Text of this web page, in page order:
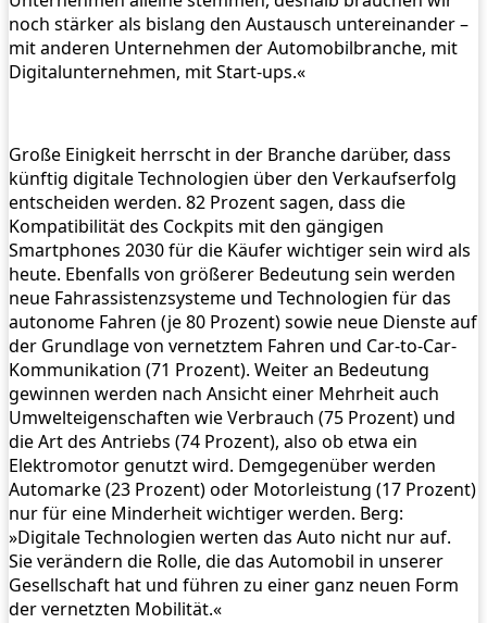
noch stärker als bislang den Austausch untereinander –
mit anderen Unternehmen der Automobilbranche, mit
Digitalunternehmen, mit Start-ups.«
Große Einigkeit herrscht in der Branche darüber, dass
künftig digitale Technologien über den Verkaufserfolg
entscheiden werden. 82 Prozent sagen, dass die
Kompatibilität des Cockpits mit den gängigen
Smartphones 2030 für die Käufer wichtiger sein wird als
heute. Ebenfalls von größerer Bedeutung sein werden
neue Fahrassistenzsysteme und Technologien für das
autonome Fahren (je 80 Prozent) sowie neue Dienste auf
der Grundlage von vernetztem Fahren und Car-to-Car-
Kommunikation (71 Prozent). Weiter an Bedeutung
gewinnen werden nach Ansicht einer Mehrheit auch
Umwelteigenschaften wie Verbrauch (75 Prozent) und
die Art des Antriebs (74 Prozent), also ob etwa ein
Elektromotor genutzt wird. Demgegenüber werden
Automarke (23 Prozent) oder Motorleistung (17 Prozent)
nur für eine Minderheit wichtiger werden. Berg:
»Digitale Technologien werten das Auto nicht nur auf.
Sie verändern die Rolle, die das Automobil in unserer
Gesellschaft hat und führen zu einer ganz neuen Form
der vernetzten Mobilität.«